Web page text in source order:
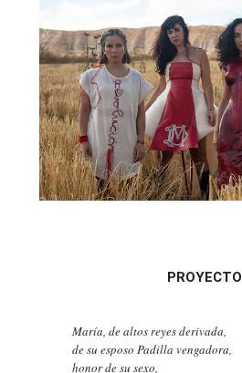
PROYECTO
María, de altos reyes derivada,
de su esposo Padilla vengadora,
honor de su sexo,